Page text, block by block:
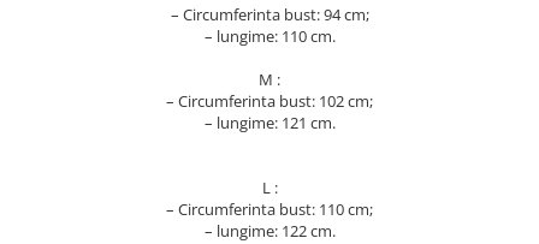
– Circumferinta bust: 94 cm;
– lungime: 110 cm.
M :
– Circumferinta bust: 102 cm;
– lungime: 121 cm.
L :
– Circumferinta bust: 110 cm;
– lungime: 122 cm.